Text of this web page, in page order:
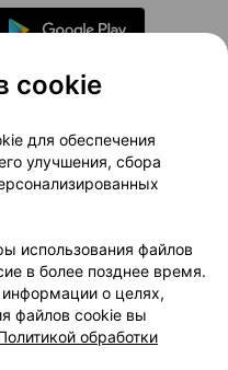
проекта
маркетинг
Доставка
Партнеры
103.by
Cookie
cookie
для обеспечения
улучшения, сбора
использования файлов
в более позднее время.
о целях,
файлов cookie вы
обработки